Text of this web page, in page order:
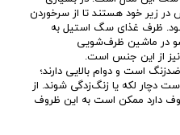
زیر خود هستند تا از سرخوردن
ظرف غذای سگ استیل به
در ماشین ظرف‌شویی
نیز از این جنس است.
است و دوام بالایی دارند؛
دچار لکه یا زنگ‌زدگی شوند. از
دارد ممکن است به این ظروف